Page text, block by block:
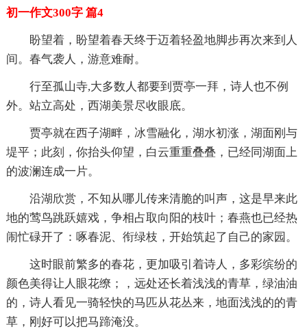
初一作文300字 篇4
盼望着，盼望着春天终于迈着轻盈地脚步再次来到人
间。春气袭人，游意难耐。
行至孤山寺,大多数人都要到贾亭一拜，诗人也不例
外。站立高处，西湖美景尽收眼底。
贾亭就在西子湖畔，冰雪融化，湖水初涨，湖面刚与
堤平；此刻，你抬头仰望，白云重重叠叠，已经同湖面上
的波澜连成一片。
沿湖欣赏，不知从哪儿传来清脆的叫声，这是早来此
地的莺鸟跳跃嬉戏，争相占取向阳的枝叶；春燕也已经热
闹忙碌开了：啄春泥、衔绿枝，开始筑起了自己的家园。
这时眼前繁多的春花，更加吸引着诗人，多彩缤纷的
颜色美得让人眼花缭；，远处还长着浅浅的青草，绿油油
的，诗人看见一骑轻快的马匹从花丛来，地面浅浅的的青
草，刚好可以把马蹄淹没。